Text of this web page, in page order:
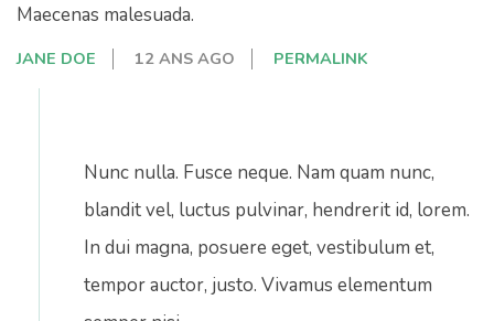
Maecenas malesuada.
JANE DOE 12 ANS AGO PERMALINK
Nunc nulla. Fusce neque. Nam quam nunc,
blandit vel, luctus pulvinar, hendrerit id, lorem.
In dui magna, posuere eget, vestibulum et,
tempor auctor, justo. Vivamus elementum